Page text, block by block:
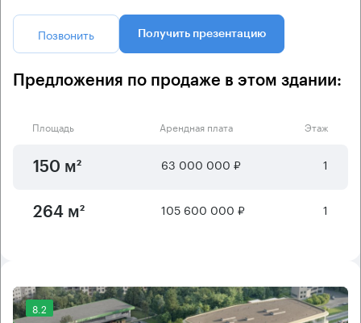
Позвонить Получить презентацию
Предложения по продаже в этом здании:
Площадь Арендная плата Этаж
150 м² 63 000 000 ₽ 1
264 м² 105 600 000 ₽ 1
8.2